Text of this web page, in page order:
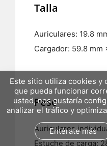
Talla
Auriculares: 19.8
Cargador: 59.8 mm
Peso
Auriculares
Estuche de carga:
Este sitio utiliza cookies y
que pueda funcionar
usted, nos gustaría
analizar el tráfico y
Entérate más